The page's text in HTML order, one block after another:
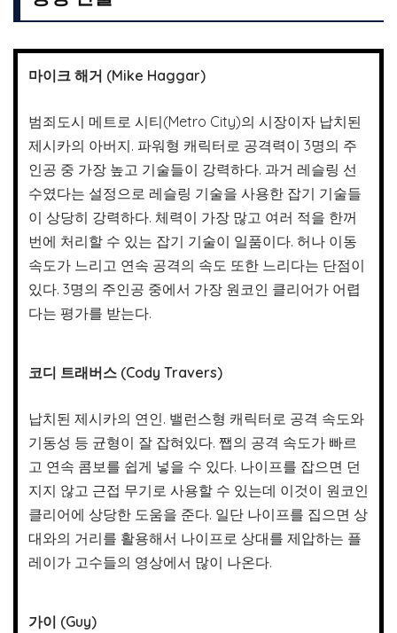
마이크 해거 (Mike Haggar)
범죄도시 메트로 시티(Metro City)의 시장이자 납치된
제시카의 아버지. 파워형 캐릭터로 공격력이 3명의 주
인공 중 가장 높고 기술들이 강력하다. 과거 레슬링 선
수였다는 설정으로 레슬링 기술을 사용한 잡기 기술들
이 상당히 강력하다. 체력이 가장 많고 여러 적을 한꺼
번에 처리할 수 있는 잡기 기술이 일품이다. 허나 이동
속도가 느리고 연속 공격의 속도 또한 느리다는 단점이
있다. 3명의 주인공 중에서 가장 원코인 클리어가 어렵
다는 평가를 받는다.
코디 트래버스 (Cody Travers)
납치된 제시카의 연인. 밸런스형 캐릭터로 공격 속도와
기동성 등 균형이 잘 잡혀있다. 쨉의 공격 속도가 빠르
고 연속 콤보를 쉽게 넣을 수 있다. 나이프를 잡으면 던
지지 않고 근접 무기로 사용할 수 있는데 이것이 원코인
클리어에 상당한 도움을 준다. 일단 나이프를 집으면 상
대와의 거리를 활용해서 나이프로 상대를 제압하는 플
레이가 고수들의 영상에서 많이 나온다.
가이 (Guy)